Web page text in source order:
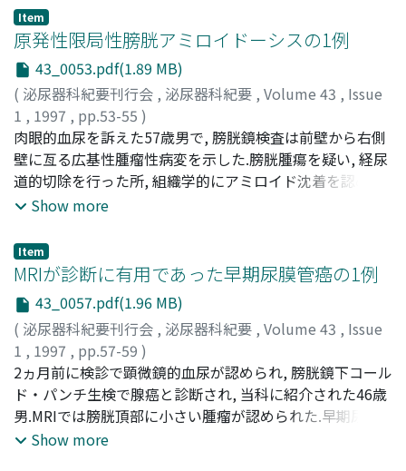
塞状況は改善せず, 両側尿管膀胱新吻合術を行った.組織学
的には膀胱三角部及び両側尿管下端には尚マラコプラキア
が存在したので, 術後20ヵ月の現在でも薬物療法を続けて
いる
Item
原発性限局性膀胱アミロイドーシスの1例
43_0053.pdf(1.89 MB)
( 泌尿器科紀要刊行会 , 泌尿器科紀要 , Volume 43 , Issue
1 , 1997 , pp.53-55 )
前田, 信之;西崎, 伸也;Maeda, Nobuyuki;Nishizaki,
Shinya
肉眼的血尿を訴えた57歳男で, 膀胱鏡検査は前壁から右側
壁に亙る広基性腫瘤性病変を示した.膀胱腫瘍を疑い, 経尿
道的切除を行った所, 組織学的にアミロイド沈着を認めた
が, 悪性変化はなかった.血清電気泳動パターンは正常で,
はアミロイドを認めなかった.以上より原発性限局性膀胱
アミロイドーシスと診断した
Show more
Item
MRIが診断に有用であった早期尿膜管癌の1例
43_0057.pdf(1.96 MB)
( 泌尿器科紀要刊行会 , 泌尿器科紀要 , Volume 43 , Issue
1 , 1997 , pp.57-59 )
鈴木, 謙一;渡部, 隆二;Suzuki, Kenichi;Watanabe, Ryuji
2ヵ月前に検診で顕微鏡的血尿が認められ, 膀胱鏡下コール
ド・パンチ生検で腺癌と診断され, 当科に紹介された46歳
男.MRIでは膀胱頂部に小さい腫瘤が認められた.早期尿膜
管癌の診断で膀胱部分切除を行い, 尿膜管と一塊にして切
Show more